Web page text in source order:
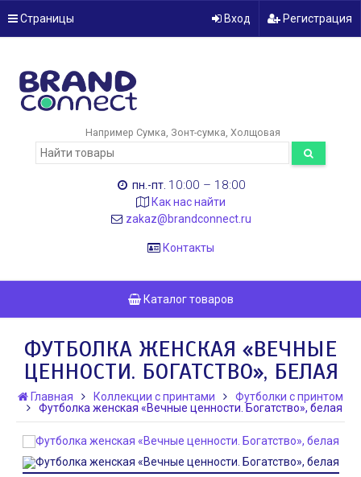
Страницы Вход Регистрация
Например Сумка Зонт-сумка Холщовая
пн.-пт. 10:00 – 18:00
Как нас найти
zakaz@brandconnect.ru
Контакты
Каталог товаров
ФУТБОЛКА ЖЕНСКАЯ «ВЕЧНЫЕ
ЦЕННОСТИ. БОГАТСТВО», БЕЛАЯ
Главная Коллекции с принтами
Футболки с принтом
Футболка женская «Вечные ценности. Богатство», белая